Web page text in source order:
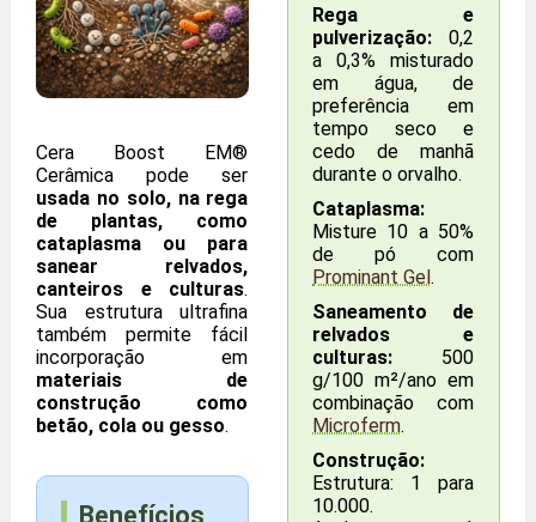
Cera Boost EM®
Cerâmica pode ser
usada no solo, na rega
de plantas, como
cataplasma ou para
sanear relvados,
canteiros e culturas.
Sua estrutura ultrafina
também permite fácil
incorporação em
materiais de
construção como
betão, cola ou gesso.
Benefícios
Rega e
pulverização: 0,2
a 0,3% misturado
em água, de
preferência em
tempo seco e
cedo de manhã
durante o orvalho.
Cataplasma:
Misture 10 a 50%
de pó com
Prominant Gel.
Saneamento de
relvados e
culturas: 500
g/100 m²/ano em
combinação com
Microferm.
Construção:
Estrutura: 1 para
10.000.